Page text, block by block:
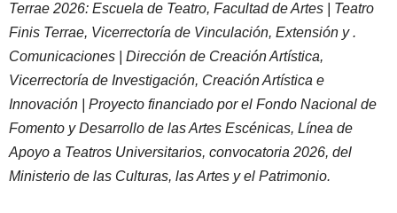
Terrae 2026: Escuela de Teatro, Facultad de Artes | Teatro
Finis Terrae, Vicerrectoría de Vinculación, Extensión y .
Comunicaciones | Dirección de Creación Artística,
Vicerrectoría de Investigación, Creación Artística e
Innovación | Proyecto financiado por el Fondo Nacional de
Fomento y Desarrollo de las Artes Escénicas, Línea de
Apoyo a Teatros Universitarios, convocatoria 2026, del
Ministerio de las Culturas, las Artes y el Patrimonio.